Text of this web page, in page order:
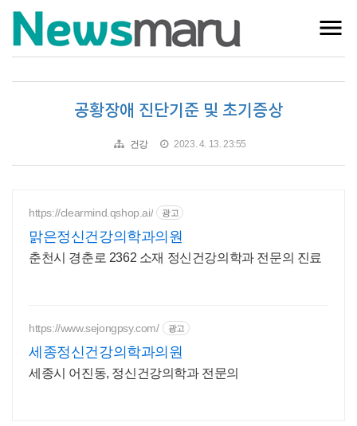
공황장애 진단기준 및 초기증상
건강 2023. 4. 13. 23:55
https://clearmind.qshop.ai/ 광고
맑은정신건강의학과의원
춘천시 경춘로 2362 소재 정신건강의학과 전문의 진료
https://www.sejongpsy.com/ 광고
세종정신건강의학과의원
세종시 어진동, 정신건강의학과 전문의